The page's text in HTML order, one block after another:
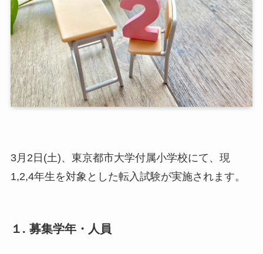
3月2日(土)、東京都市大学付属小学校にて、現
1,2,4年生を対象とした転入試験が実施されます。
１. 募集学年・人員